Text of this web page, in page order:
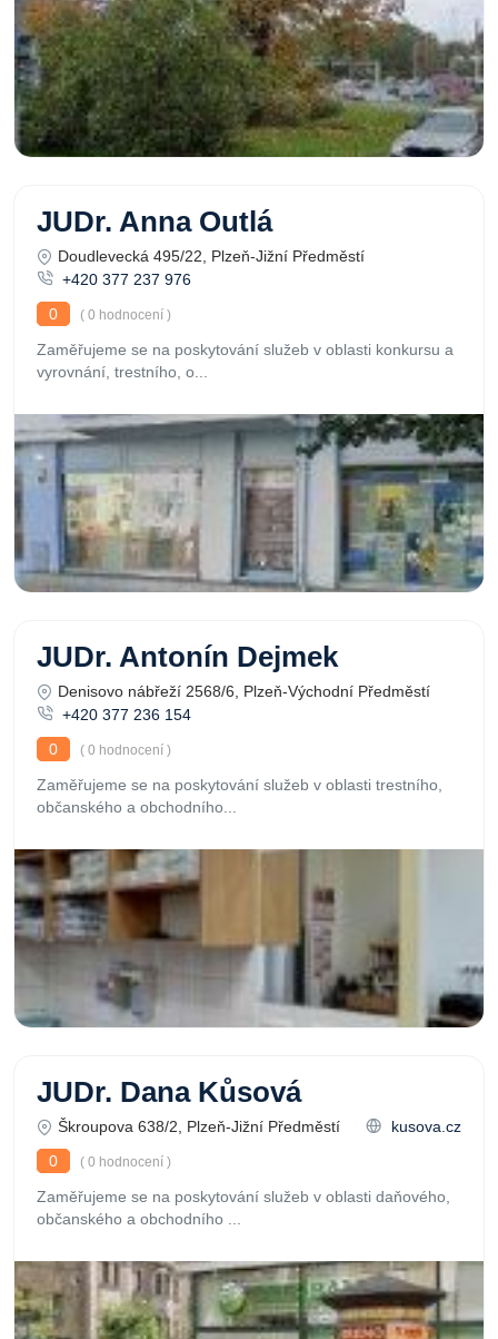
JUDr. Anna Outlá
Doudlevecká 495/22, Plzeň-Jižní Předměstí
+420 377 237 976
0
( 0 hodnocení )
Zaměřujeme se na poskytování služeb v oblasti konkursu a
vyrovnání, trestního, o...
JUDr. Antonín Dejmek
Denisovo nábřeží 2568/6, Plzeň-Východní Předměstí
+420 377 236 154
0
( 0 hodnocení )
Zaměřujeme se na poskytování služeb v oblasti trestního,
občanského a obchodního...
JUDr. Dana Kůsová
Škroupova 638/2, Plzeň-Jižní Předměstí
kusova.cz
0
( 0 hodnocení )
Zaměřujeme se na poskytování služeb v oblasti daňového,
občanského a obchodního ...